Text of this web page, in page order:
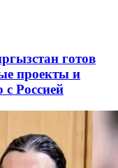
готов
проекты и
с Россией